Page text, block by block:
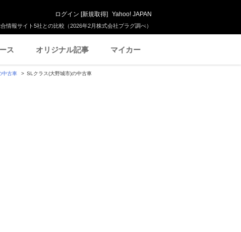
情報サイト5社との比較（2026年2月株式会社プラグ調べ）
ログイン [新規取得] Yahoo! JAPAN
ス オリジナル記事 マイカー
中古車 SLクラス(大野城市)の中古車